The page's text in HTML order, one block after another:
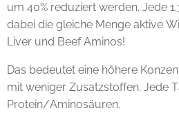
um 40% reduziert werden. Jede
dabei die gleiche Menge aktive
Liver und Beef Aminos!
Das bedeutet eine höhere
mit weniger Zusatzstoffen. Jede
Protein/Aminosäuren.